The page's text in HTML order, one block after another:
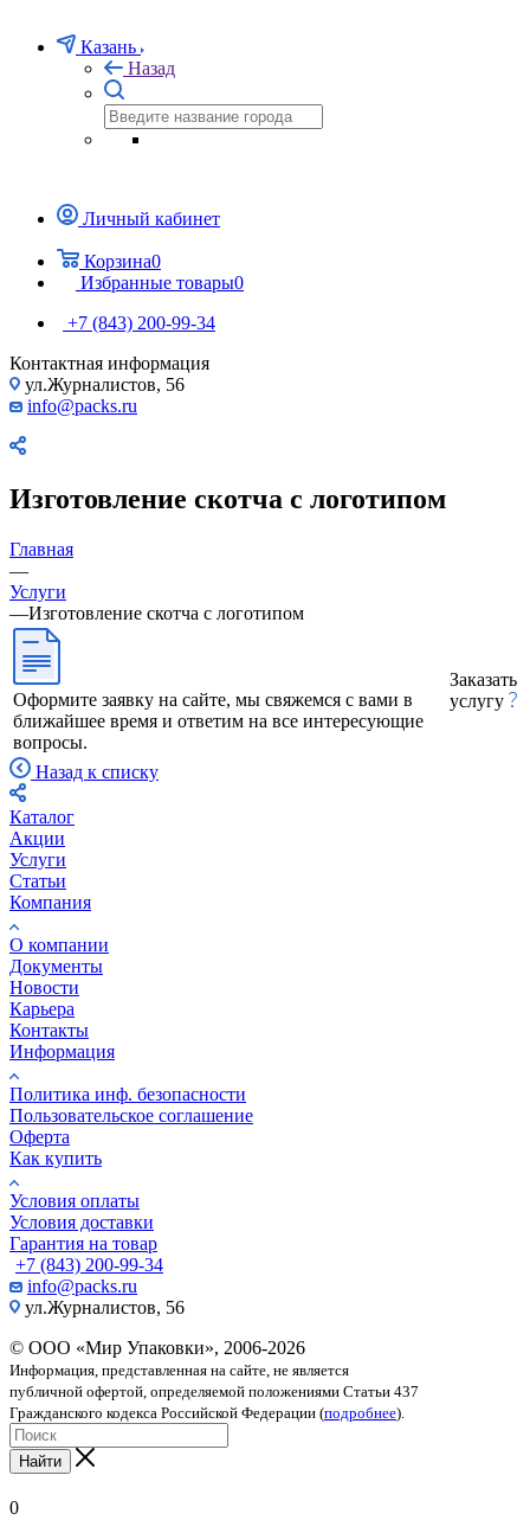
Казань
Назад
Личный кабинет
Корзина0
Избранные товары0
+7 (843) 200-99-34
Контактная информация
ул.Журналистов, 56
info@packs.ru
Изготовление скотча с логотипом
Главная
—
Услуги
—Изготовление скотча с логотипом
Оформите заявку на сайте, мы свяжемся с вами в
ближайшее время и ответим на все интересующие
вопросы.
Заказать
услугу
Назад к списку
Каталог
Акции
Услуги
Статьи
Компания
О компании
Документы
Новости
Карьера
Контакты
Информация
Политика инф. безопасности
Пользовательское соглашение
Оферта
Как купить
Условия оплаты
Условия доставки
Гарантия на товар
+7 (843) 200-99-34
info@packs.ru
ул.Журналистов, 56
© ООО «Мир Упаковки», 2006-2026
Информация, представленная на сайте, не является
публичной офертой, определяемой положениями Статьи 437
Гражданского кодекса Российской Федерации (подробнее).
Найти
0